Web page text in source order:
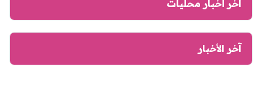
آخر أخبار محليات
آخر الأخبار